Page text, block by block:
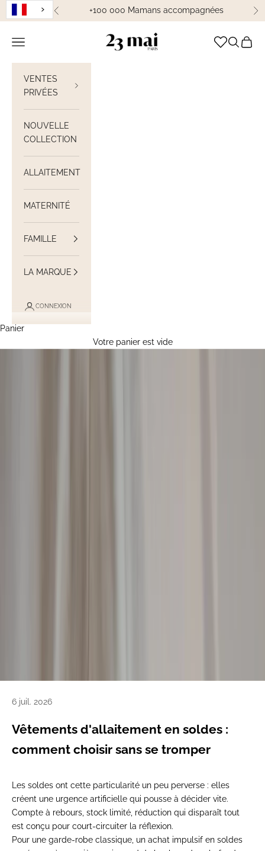
Passer au contenu
Précédent+100 000 Mamans accompagnées
23 Mai Paris
Ouvrir la navigation Ouvrir la
Voir
VENTES
PRIVÉES
NOUVELLE
COLLECTION
ALLAITEMENT
MATERNITÉ
FAMILLE
LA MARQUE
CONNEXION
Panier
Votre panier est vide
6 juil. 2026
Vêtements d'allaitement en soldes :
comment choisir sans se tromper
Les soldes ont cette particularité un peu perverse : elles
créent une urgence artificielle qui pousse à décider vite.
Compte à rebours, stock limité, réduction qui disparaît tout
est conçu pour court-circuiter la réflexion.
Pour une garde-robe classique, un achat impulsif en soldes